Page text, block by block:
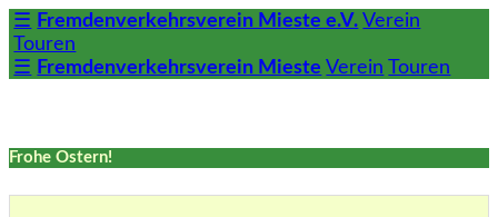
☰ Fremdenverkehrsverein Mieste e.V. Verein
Touren
☰ Fremdenverkehrsverein Mieste Verein Touren
Frohe Ostern!